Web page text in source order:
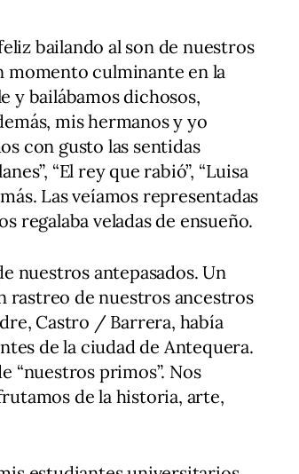
bailando al son de nuestros
culminante en la
y bailábamos dichosos,
mis hermanos y yo
con gusto las sentidas
“El rey que rabió”, “Luisa
Las veíamos representadas
regalaba veladas de ensueño.
nuestros antepasados. Un
rastreo de nuestros ancestros
Castro / Barrera, había
de la ciudad de Antequera.
“nuestros primos”. Nos
de la historia, arte,